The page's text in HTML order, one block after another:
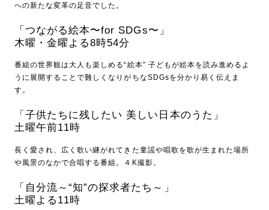
への新たな変革の足音でした。
「つながる絵本〜for SDGs〜」
木曜・金曜よる8時54分
番組の世界観は大人も楽しめる“絵本” 子どもが絵本を読み進めるよ
うに展開することで難しくなりがちなSDGsを分かり易く伝えま
す。
「子供たちに残したい 美しい日本のうた」
土曜午前11時
長く愛され、広く歌い継がれてきた童謡や唱歌を歌が生まれた場所
や風景のなかで合唱する番組。４K撮影。
「自分流～“知”の探求者たち～」
土曜よる11時